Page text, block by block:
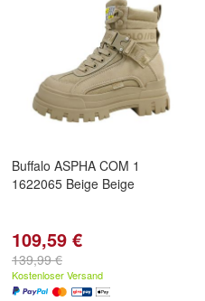
Buffalo ASPHA COM 1
1622065 Beige Beige
109,59 €
139,99 €
Kostenloser Versand